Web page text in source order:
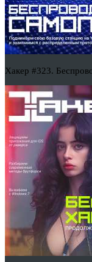
Хакер #323.